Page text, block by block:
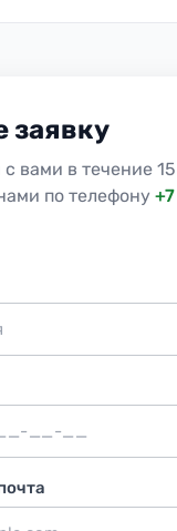
заявку
вами в течение
по телефону